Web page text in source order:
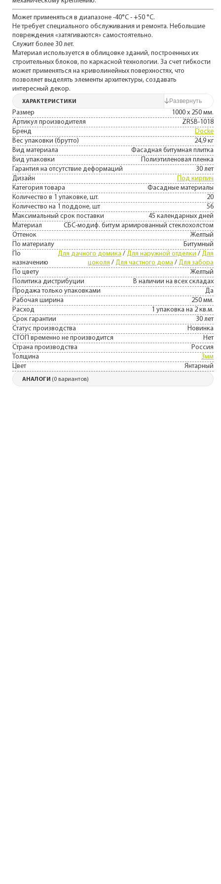
Может применяться в диапазоне -40°C - +50 °C.
Не требует специального обслуживания и ремонта. Небольшие
повреждения «затягиваются» самостоятельно.
Служит более 30 лет.
Материал используется в облицовке зданий, построенных их
строительных блоков, по каркасной технологии. За счет гибкости
может применяться на криволинейных поверхностях, что
позволяет выделять элементы архитектуры, создавать
интересный декор.
ХАРАКТЕРИСТИКИ
Размер
1000 х 250 мм.
Артикул производителя
ZRSB-1018
Бренд
Docke
Вес упаковки (брутто)
24,9 кг
Вид материала
Фасадная битумная плитка
Вид упаковки
Полиэтиленовая пленка
Гарантия на отсутствие деформаций
30 лет
Дизайн
Под кирпич
Категория товара
Фасадные материалы
Количество в 1 упаковке, шт.
20
Количество на 1 поддоне, шт
56
Максимальный срок поставки
45 календарных дней
Материал
СБС-модиф. битум армированный стеклохолстом
Оттенок
Желтый
По материалу
Битумный
По
назначению
Для дачного домика / Для наружной отделки / Для
цоколя / Для частного дома / Для забора
По цвету
Желтый
Политика дистрибуции
В наличии на всех складах
Продажа только упаковками
Да
Рабочая ширина
250 мм.
Расход
1 упаковка на 2 кв.м.
Срок гарантии
30 лет
Статус производства
Новинка
СТОП временно не производится
Нет
Страна производства
Россия
Толщина
3мм
Цвет
Янтарный
АНАЛОГИ (0 вариантов)